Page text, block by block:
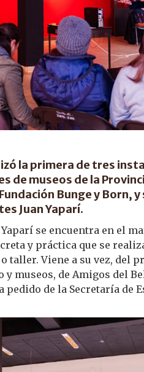
la primera de tres
de museos de la
Bunge y Born, y
Juan Yaparí.
se encuentra en el
y práctica que se
Viene a su vez, del
museos, de Amigos del
de la Secretaría de